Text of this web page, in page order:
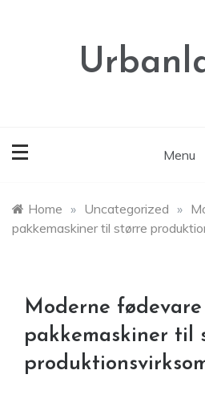
Menu
Home » Uncategorized »
pakkemaskiner til større
Moderne fødevare
pakkemaskiner til